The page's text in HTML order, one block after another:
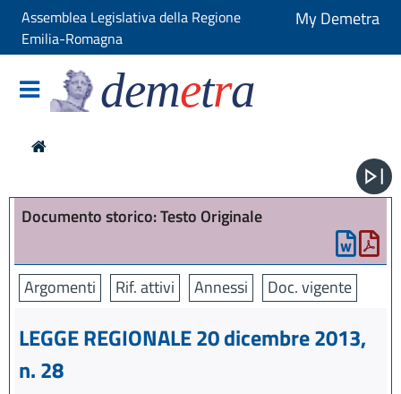
Assemblea Legislativa della Regione
Emilia-Romagna
My Demetra
demetra
Documento storico: Testo Originale
Argomenti Rif. attivi Annessi Doc. vigente
LEGGE REGIONALE 20 dicembre 2013,
n. 28